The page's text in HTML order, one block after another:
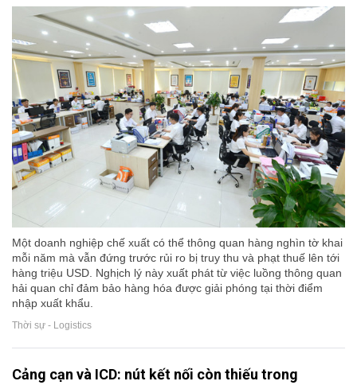
Một doanh nghiệp chế xuất có thể thông quan hàng nghìn tờ khai
mỗi năm mà vẫn đứng trước rủi ro bị truy thu và phạt thuế lên tới
hàng triệu USD. Nghịch lý này xuất phát từ việc luồng thông quan
hải quan chỉ đảm bảo hàng hóa được giải phóng tại thời điểm
nhập xuất khẩu.
Thời sự - Logistics
Cảng cạn và ICD: nút kết nối còn thiếu trong